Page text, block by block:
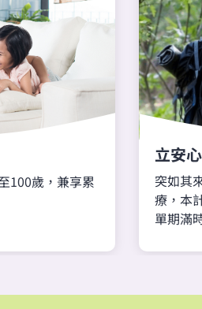
100歲，兼享累
立安
突如其
療，本
單期滿